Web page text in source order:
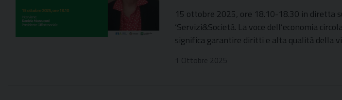
15 ottobre 2025, ore 18.10-18.30 in diretta
‘Servizi&Società. La voce dell’economia
significa garantire diritti e alta qualità della
1 Ottobre 2025